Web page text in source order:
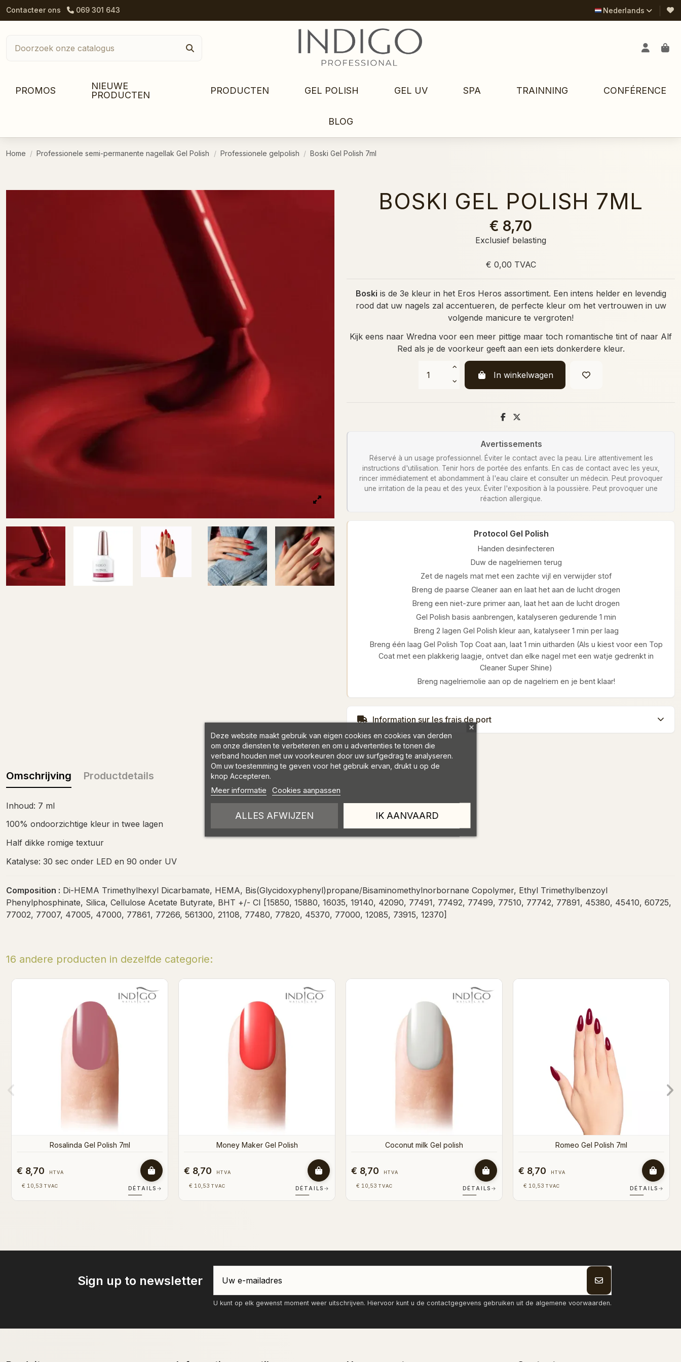
Contacteer ons 069 301 643 Nederlands
PROMOS
NIEUWE
PRODUCTEN
PRODUCTEN GEL POLISH GEL UV SPA TRAINNING CONFÉRENCE
BLOG
Home Professionele semi-permanente nagellak Gel Polish Professionele gelpolish Boski Gel Polish 7ml
BOSKI GEL POLISH 7ML
€ 8,70
Exclusief belasting
€ 0,00 TVAC
Boski is de 3e kleur in het Eros Heros assortiment. Een intens helder en levendig
rood dat uw nagels zal accentueren, de perfecte kleur om het vertrouwen in uw
volgende manicure te vergroten!
Kijk eens naar Wredna voor een meer pittige maar toch romantische tint of naar Alf
Red als je de voorkeur geeft aan een iets donkerdere kleur.
In winkelwagen
Avertissements
Réservé à un usage professionnel. Éviter le contact avec la peau. Lire attentivement les
instructions d'utilisation. Tenir hors de portée des enfants. En cas de contact avec les yeux,
rincer immédiatement et abondamment à l'eau claire et consulter un médecin. Peut provoquer
une irritation de la peau et des yeux. Éviter l'exposition à la poussière. Peut provoquer une
réaction allergique.
Protocol Gel Polish
Handen desinfecteren
Duw de nagelriemen terug
Zet de nagels mat met een zachte vijl en verwijder stof
Breng de paarse Cleaner aan en laat het aan de lucht drogen
Breng een niet-zure primer aan, laat het aan de lucht drogen
Gel Polish basis aanbrengen, katalyseren gedurende 1 min
Breng 2 lagen Gel Polish kleur aan, katalyseer 1 min per laag
Breng één laag Gel Polish Top Coat aan, laat 1 min uitharden (Als u kiest voor een Top
Coat met een plakkerig laagje, ontvet dan elke nagel met een watje gedrenkt in
Cleaner Super Shine)
Breng nagelriemolie aan op de nagelriem en je bent klaar!
Information sur les frais de port
Omschrijving Productdetails
Inhoud: 7 ml
100% ondoorzichtige kleur in twee lagen
Half dikke romige textuur
Katalyse: 30 sec onder LED en 90 onder UV
Composition : Di-HEMA Trimethylhexyl Dicarbamate, HEMA, Bis(Glycidoxyphenyl)propane/Bisaminomethylnorbornane Copolymer, Ethyl Trimethylbenzoyl
Phenylphosphinate, Silica, Cellulose Acetate Butyrate, BHT +/- CI [15850, 15880, 16035, 19140, 42090, 77491, 77492, 77499, 77510, 77742, 77891, 45380, 45410, 60725,
77002, 77007, 47005, 47000, 77861, 77266, 561300, 21108, 77480, 77820, 45370, 77000, 12085, 73915, 12370]
16 andere producten in dezelfde categorie:
€ 8,70 HTVA
€ 10,53 TVAC DÉTAILS →
€ 8,70 HTVA
€ 10,53 TVAC DÉTAILS →
€ 8,70 HTVA
€ 10,53 TVAC DÉTAILS →
€ 8,70 HTVA
€ 10,53 TVAC DÉTAILS →
Sign up to newsletter
U kunt op elk gewenst moment weer uitschrijven. Hiervoor kunt u de contactgegevens gebruiken uit de algemene voorwaarden.
Deze website maakt gebruik van eigen cookies en cookies van derden
om onze diensten te verbeteren en om u advertenties te tonen die
verband houden met uw voorkeuren door uw surfgedrag te analyseren.
Om uw toestemming te geven voor het gebruik ervan, drukt u op de
knop Accepteren.
Meer informatie Cookies aanpassen
ALLES AFWIJZEN IK AANVAARD